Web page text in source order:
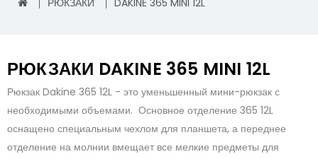
РЮКЗАКИ DAKINE 365 MINI 12L
РЮКЗАКИ DAKINE 365 MINI 12L
Рюкзак Dakine 365 12L - это уменьшенный мини-рюкзак с
необходимыми объемами. Основное отделение 365 12L
оснащено специальным чехлом для планшета, а переднее
отделение на молнии вмещает все мелкие предметы для